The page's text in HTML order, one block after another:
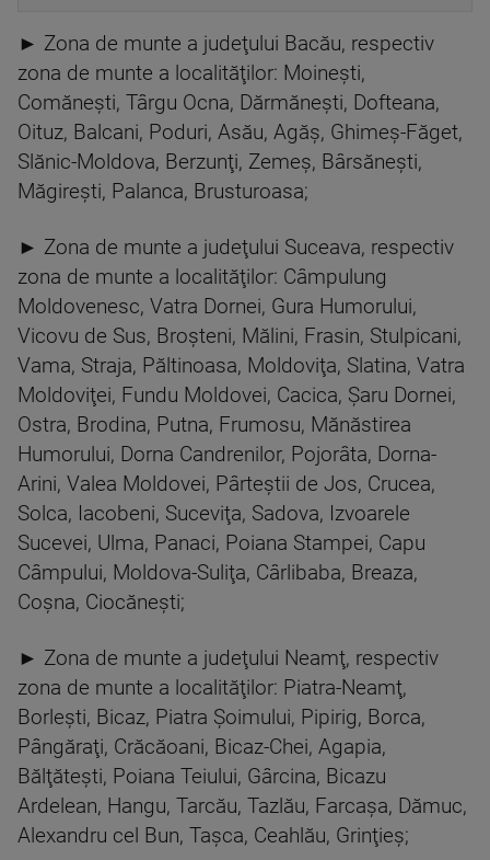
► Zona de munte a judeţului Bacău, respectiv
zona de munte a localităţilor: Moineşti,
Comăneşti, Târgu Ocna, Dărmăneşti, Dofteana,
Oituz, Balcani, Poduri, Asău, Agăş, Ghimeş-Făget,
Slănic-Moldova, Berzunţi, Zemeş, Bârsăneşti,
Măgireşti, Palanca, Brusturoasa;
► Zona de munte a judeţului Suceava, respectiv
zona de munte a localităţilor: Câmpulung
Moldovenesc, Vatra Dornei, Gura Humorului,
Vicovu de Sus, Broşteni, Mălini, Frasin, Stulpicani,
Vama, Straja, Păltinoasa, Moldoviţa, Slatina, Vatra
Moldoviţei, Fundu Moldovei, Cacica, Şaru Dornei,
Ostra, Brodina, Putna, Frumosu, Mănăstirea
Humorului, Dorna Candrenilor, Pojorâta, Dorna-
Arini, Valea Moldovei, Pârteştii de Jos, Crucea,
Solca, Iacobeni, Suceviţa, Sadova, Izvoarele
Sucevei, Ulma, Panaci, Poiana Stampei, Capu
Câmpului, Moldova-Suliţa, Cârlibaba, Breaza,
Coşna, Ciocăneşti;
► Zona de munte a judeţului Neamţ, respectiv
zona de munte a localităţilor: Piatra-Neamţ,
Borleşti, Bicaz, Piatra Şoimului, Pipirig, Borca,
Pângăraţi, Crăcăoani, Bicaz-Chei, Agapia,
Bălţăteşti, Poiana Teiului, Gârcina, Bicazu
Ardelean, Hangu, Tarcău, Tazlău, Farcaşa, Dămuc,
Alexandru cel Bun, Taşca, Ceahlău, Grinţieş;